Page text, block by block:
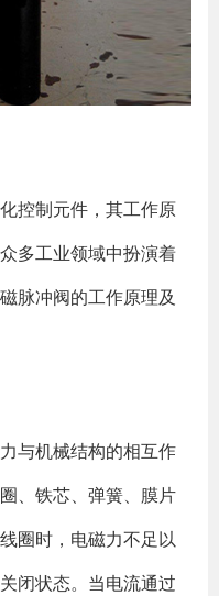
控制元件，其工作原
多工业领域中扮演着
脉冲阀的工作原理及
与机械结构的相互作
、铁芯、弹簧、膜片
圈时，电磁力不足以
闭状态。当电流通过